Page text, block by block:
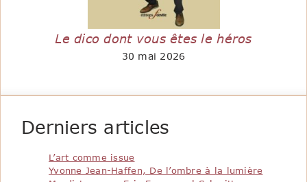
Le dico dont vous êtes le héros
30 mai 2026
Derniers articles
L’art comme issue
Yvonne Jean-Haffen, De l’ombre à la lumière